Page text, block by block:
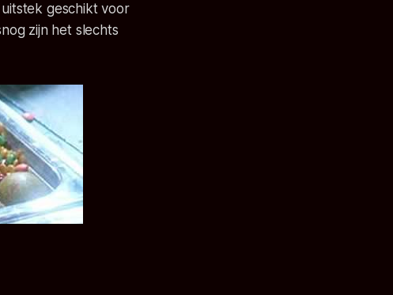
geschikt voor
zijn het slechts